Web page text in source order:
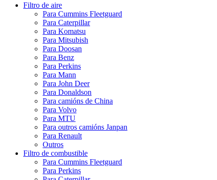
Filtro de aire
Para Cummins Fleetguard
Para Caterpillar
Para Komatsu
Para Mitsubish
Para Doosan
Para Benz
Para Perkins
Para Mann
Para John Deer
Para Donaldson
Para camións de China
Para Volvo
Para MTU
Para outros camións Janpan
Para Renault
Outros
Filtro de combustible
Para Cummins Fleetguard
Para Perkins